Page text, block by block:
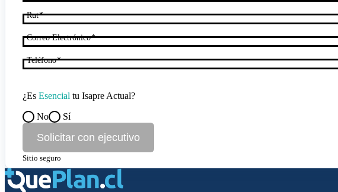
Rut
Correo Electrónico
Teléfono
¿Es Esencial tu Isapre Actual?
No Sí
Solicitar con ejecutivo
Sitio seguro